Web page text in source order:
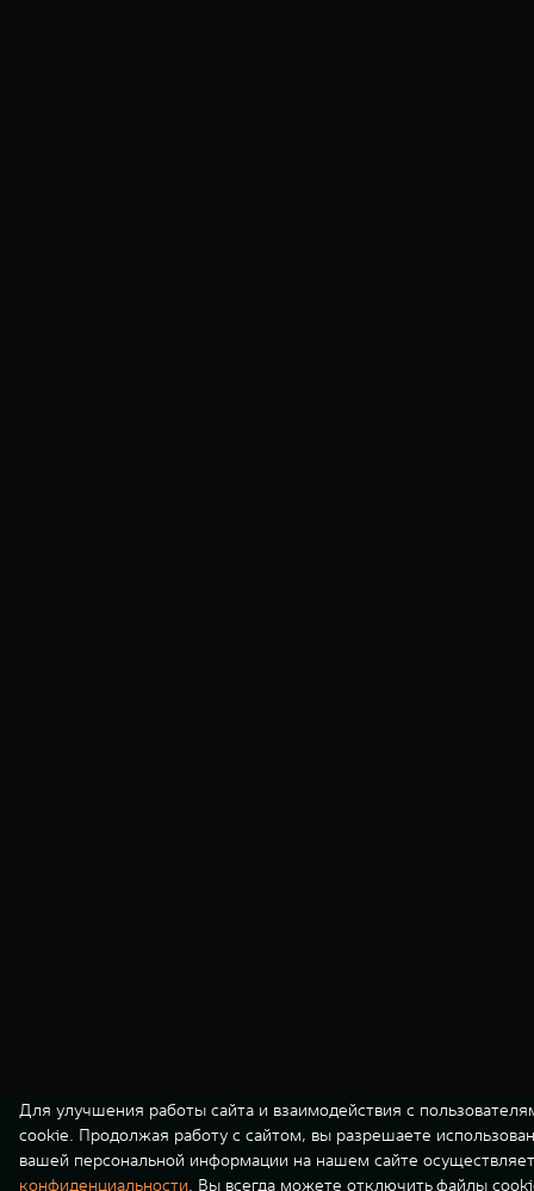
Для улучшения работы сайта и взаимодействия с
cookie. Продолжая работу с сайтом, вы разрешаете
вашей персональной информации на нашем сайте
конфиденциальности. Вы всегда можете отключить файлы